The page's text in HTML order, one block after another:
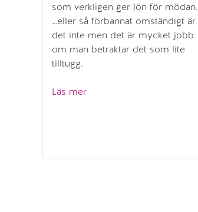
som verkligen ger lön för mödan.
…eller så förbannat omständigt är
det inte men det är mycket jobb
om man betraktar det som lite
tilltugg.
Läs mer”Nachos